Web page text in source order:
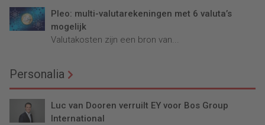
Pleo: multi-valutarekeningen met 6 valuta’s
mogelijk
Valutakosten zijn een bron van...
Personalia
Luc van Dooren verruilt EY voor Bos Group
International